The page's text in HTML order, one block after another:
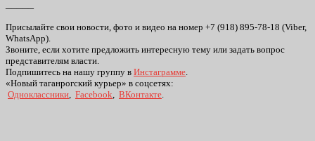
Присылайте свои новости, фото и видео на номер +7 (918) 895-78-18 (Viber,
WhatsApp).
Звоните, если хотите предложить интересную тему или задать вопрос
представителям власти.
Подпишитесь на нашу группу в Инстаграмме.
«Новый таганрогский курьер» в соцсетях:
Одноклассники, Facebook, ВКонтакте.